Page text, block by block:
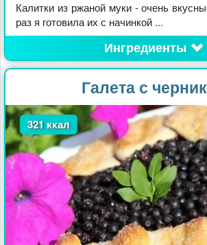
Калитки из ржаной муки - очень
раз я готовила их с начинкой ...
Ингредиенты
Галета с
321 ккал